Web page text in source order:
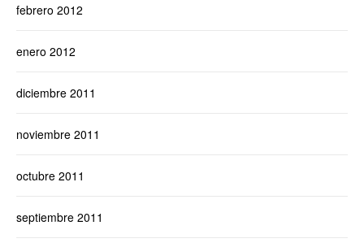
febrero 2012
enero 2012
diciembre 2011
noviembre 2011
octubre 2011
septiembre 2011